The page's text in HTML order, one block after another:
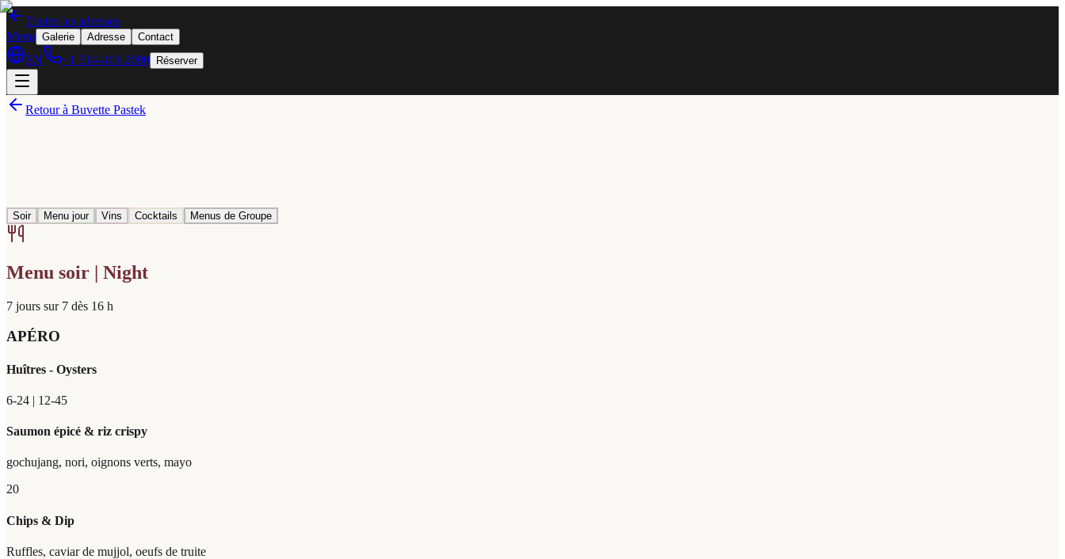
Toutes les adresses
Menu Galerie Adresse Contact
EN +1 514-419-2090 Réserver
Retour à Buvette Pastek
Soir Menu jour Vins Cocktails Menus de Groupe
Menu soir | Night
7 jours sur 7 dès 16 h
APÉRO
Huîtres - Oysters
6-24 | 12-45
Saumon épicé & riz crispy
gochujang, nori, oignons verts, mayo
20
Chips & Dip
Ruffles, caviar de mujjol, oeufs de truite